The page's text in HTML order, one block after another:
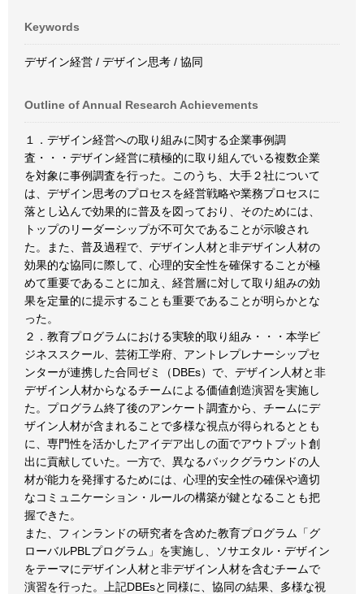
Keywords
デザイン経営 / デザイン思考 / 協同
Outline of Annual Research Achievements
１．デザイン経営への取り組みに関する企業事例調
査・・・デザイン経営に積極的に取り組んでいる複数企業
を対象に事例調査を行った。このうち、大手２社について
は、デザイン思考のプロセスを経営戦略や業務プロセスに
落とし込んで効果的に普及を図っており、そのためには、
トップのリーダーシップが不可欠であることが示唆され
た。また、普及過程で、デザイン人材と非デザイン人材の
効果的な協同に際して、心理的安全性を確保することが極
めて重要であることに加え、経営層に対して取り組みの効
果を定量的に提示することも重要であることが明らかとな
った。
２．教育プログラムにおける実験的取り組み・・・本学ビ
ジネススクール、芸術工学府、アントレプレナーシップセ
ンターが連携した合同ゼミ（DBEs）で、デザイン人材と非
デザイン人材からなるチームによる価値創造演習を実施し
た。プログラム終了後のアンケート調査から、チームにデ
ザイン人材が含まれることで多様な視点が得られるととも
に、専門性を活かしたアイデア出しの面でアウトプット創
出に貢献していた。一方で、異なるバックグラウンドの人
材が能力を発揮するためには、心理的安全性の確保や適切
なコミュニケーション・ルールの構築が鍵となることも把
握できた。
また、フィンランドの研究者を含めた教育プログラム「グ
ローバルPBLプログラム」を実施し、ソサエタル・デザイン
をテーマにデザイン人材と非デザイン人材を含むチームで
演習を行った。上記DBEsと同様に、協同の結果、多様な視